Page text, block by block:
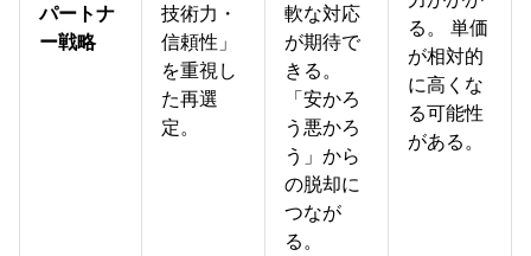
パートナ
ー戦略
技術力・
信頼性」
を重視し
た再選
定。
軟な対応
が期待で
きる。
「安かろ
う悪かろ
う」から
の脱却に
つなが
る。
る。 単価
が相対的
に高くな
る可能性
がある。